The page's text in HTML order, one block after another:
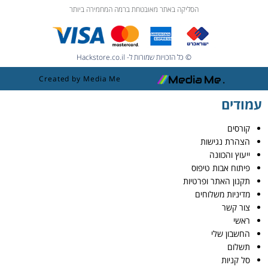
הסליקה באתר מאובטחת ברמה המחמירה ביותר
© כל הזכויות שמורות ל- Hackstore.co.il
Created by Media Me
עמודים
קורסים
הצהרת נגישות
ייעוץ והכוונה
פיתוח אבות טיפוס
תקנון האתר ופרטיות
מדיניות משלוחים
צור קשר
ראשי
החשבון שלי
תשלום
סל קניות